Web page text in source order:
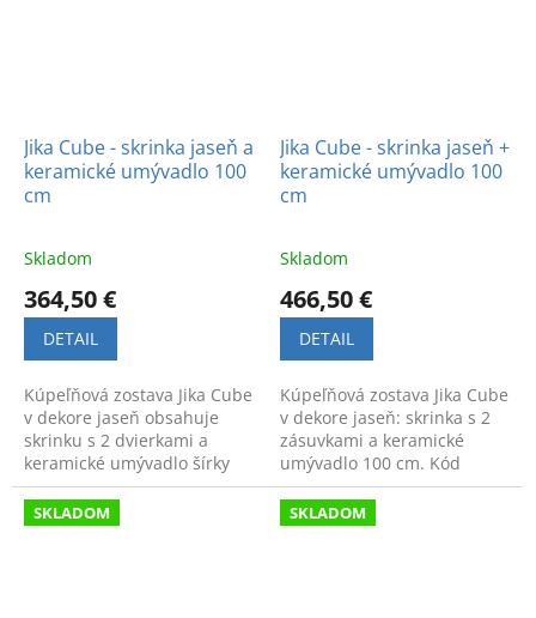
Jika Cube - skrinka jaseň a
keramické umývadlo 100
cm
Skladom
364,50 €
DETAIL
Kúpeľňová zostava Jika Cube
v dekore jaseň obsahuje
skrinku s 2 dvierkami a
keramické umývadlo šírky
100 cm. Moderný a funkčný
dizajn. Kód:
H4536511765141.
Jika Cube - skrinka jaseň +
keramické umývadlo 100
cm
Skladom
466,50 €
DETAIL
Kúpeľňová zostava Jika Cube
v dekore jaseň: skrinka s 2
zásuvkami a keramické
umývadlo 100 cm. Kód
výrobku: H4536521765141.
SKLADOM SKLADOM